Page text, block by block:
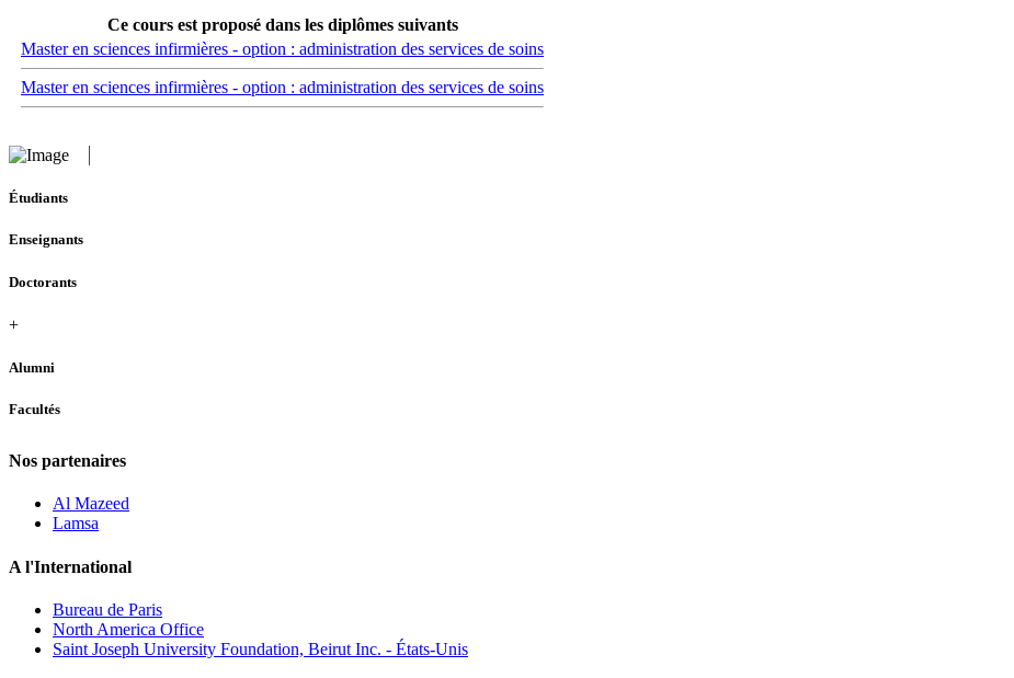
Ce cours est proposé dans les diplômes suivants
Master en sciences infirmières - option : administration des services de soins
Master en sciences infirmières - option : administration des services de soins
Étudiants
Enseignants
Doctorants
+
Alumni
Facultés
Nos partenaires
Al Mazeed
Lamsa
A l'International
Bureau de Paris
North America Office
Saint Joseph University Foundation, Beirut Inc. - États-Unis